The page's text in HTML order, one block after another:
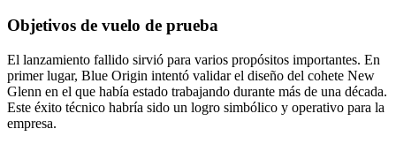
Objetivos de vuelo de prueba
El lanzamiento fallido sirvió para varios propósitos importantes. En
primer lugar, Blue Origin intentó validar el diseño del cohete New
Glenn en el que había estado trabajando durante más de una década.
Este éxito técnico habría sido un logro simbólico y operativo para la
empresa.